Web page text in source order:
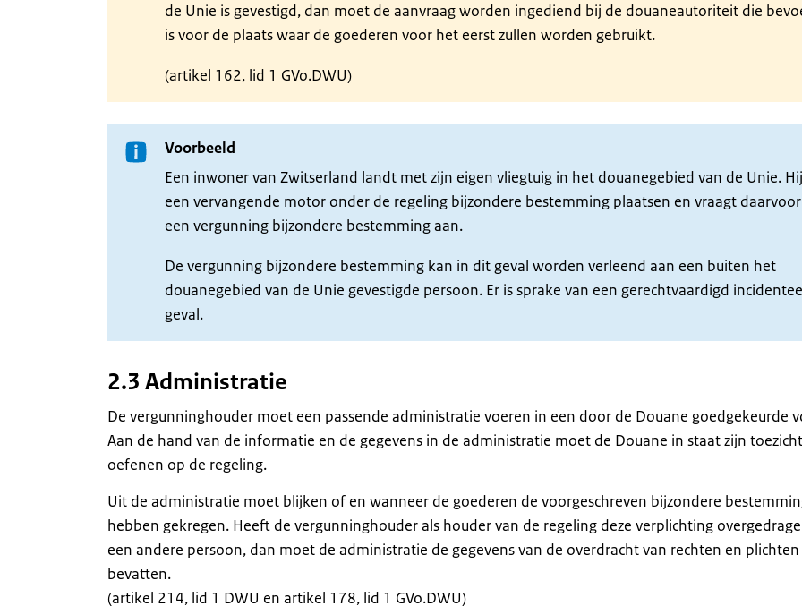
de Unie is gevestigd, dan moet de aanvraag worden ingediend bij de douaneautoriteit die
is voor de plaats waar de goederen voor het eerst zullen worden gebruikt.
(artikel 162, lid 1 GVo.DWU)
Voorbeeld
Een inwoner van Zwitserland landt met zijn eigen vliegtuig in het douanegebied van de Unie.
een vervangende motor onder de regeling bijzondere bestemming plaatsen en vraagt daarvoor
een vergunning bijzondere bestemming aan.
De vergunning bijzondere bestemming kan in dit geval worden verleend aan een buiten het
douanegebied van de Unie gevestigde persoon. Er is sprake van een gerechtvaardigd
geval.
2.3 Administratie
De vergunninghouder moet een passende administratie voeren in een door de Douane goedgekeurde
Aan de hand van de informatie en de gegevens in de administratie moet de Douane in staat zijn
oefenen op de regeling.
Uit de administratie moet blijken of en wanneer de goederen de voorgeschreven bijzondere
hebben gekregen. Heeft de vergunninghouder als houder van de regeling deze verplichting
een andere persoon, dan moet de administratie de gegevens van de overdracht van rechten en plichten
bevatten.
(artikel 214, lid 1 DWU en artikel 178, lid 1 GVo.DWU)